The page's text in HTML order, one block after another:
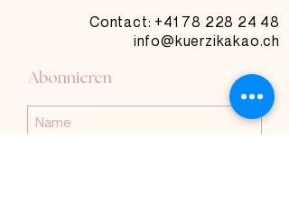
Contact: +41 78 228 24 48
info@kuerzikakao.ch
Abonnieren